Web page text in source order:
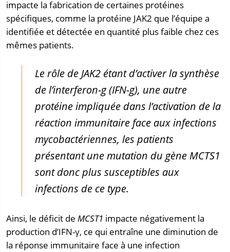
impacte la fabrication de certaines protéines
spécifiques, comme la protéine JAK2 que l’équipe a
identifiée et détectée en quantité plus faible chez ces
mêmes patients.
Le rôle de JAK2 étant d’activer la synthèse
de l’interferon-g (IFN-g), une autre
protéine impliquée dans l’activation de la
réaction immunitaire face aux infections
mycobactériennes, les patients
présentant une mutation du gène MCTS1
sont donc plus susceptibles aux
infections de ce type.
Ainsi, le déficit de MCST1 impacte négativement la
production d’IFN-γ, ce qui entraîne une diminution de
la réponse immunitaire face à une infection